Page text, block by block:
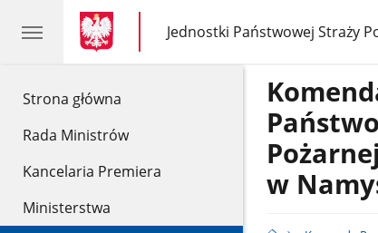
Strona główna
Rada Ministrów
Kancelaria Premiera
Ministerstwa
gov.pl
gov.pl
Jednostki Państwowej Straży
gov.pl
Jednostki
Państwowej
Pożarnej
w